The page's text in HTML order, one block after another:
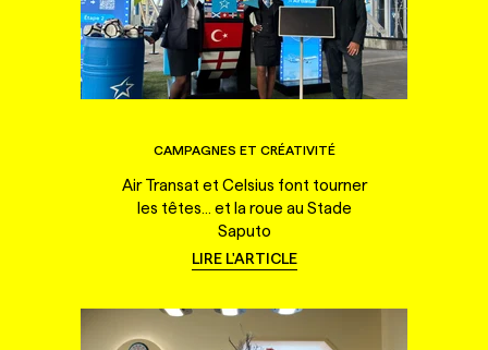
CAMPAGNES ET CRÉATIVITÉ
Air Transat et Celsius font tourner
les têtes... et la roue au Stade
Saputo
LIRE L'ARTICLE